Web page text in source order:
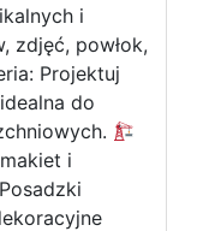
i
zdjęć, powłok,
Projektuj
do
i
Posadzki